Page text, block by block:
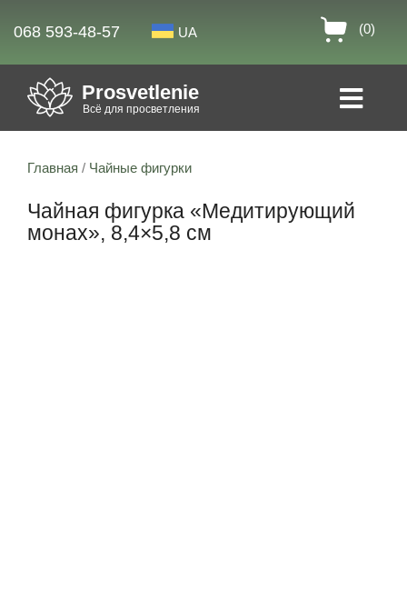
068 593-48-57 UA (0)
Prosvetlenie
Всё для просветления
Главная / Чайные фигурки
Чайная фигурка «Медитирующий
монах», 8,4×5,8 см